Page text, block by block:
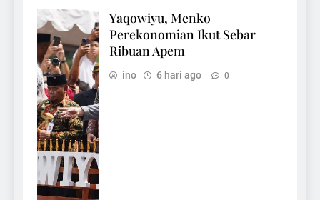
Yaqowiyu, Menko
Perekonomian Ikut Sebar
Ribuan Apem
ino 6 hari ago 0